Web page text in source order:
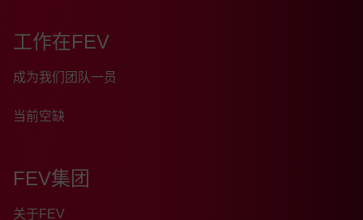
工作在FEV
成为我们团队一员
当前空缺
FEV集团
关于FEV